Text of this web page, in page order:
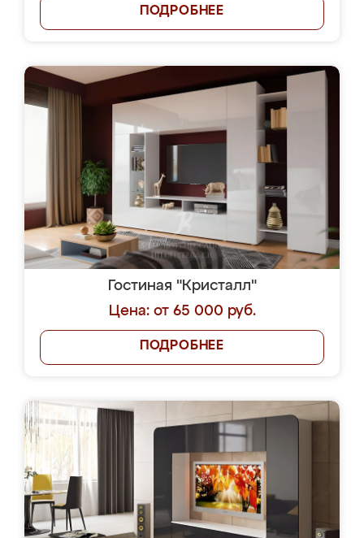
ПОДРОБНЕЕ
Гостиная "Кристалл"
Цена: от 65 000 руб.
ПОДРОБНЕЕ